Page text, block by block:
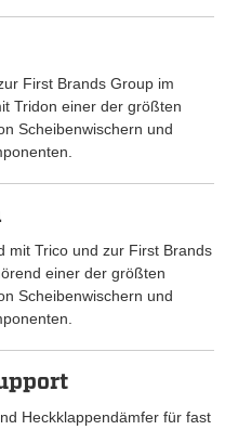
First Brands Group im
Tridon einer der größten
Scheibenwischern und
mit Trico und zur First Brands
einer der größten
Scheibenwischern und
Heckklappendämfer für fast